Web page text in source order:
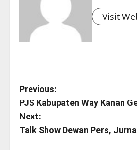
Visit
P
o
s
Previous:
PJS Kabupaten Way Kanan
Next:
Talk Show Dewan Pers,